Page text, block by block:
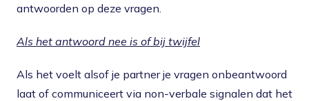
antwoorden op deze vragen.
Als het antwoord nee is of bij twijfel
Als het voelt alsof je partner je vragen onbeantwoord
laat of communiceert via non-verbale signalen dat het